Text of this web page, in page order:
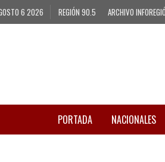
6 2026 REGIÓN 90.5 ARCHIVO
PORTADA NACIONALES